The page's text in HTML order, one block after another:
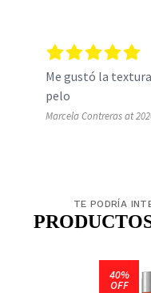
Me gustó la
pelo
Marcela Contreras at
TE PODRÍA
40%
OFF